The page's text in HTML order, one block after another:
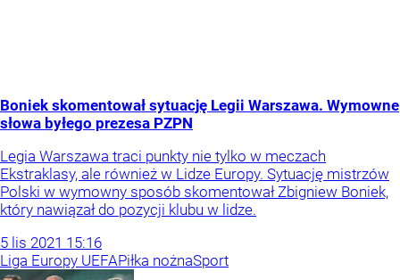
Boniek skomentował sytuację Legii Warszawa. Wymowne
słowa byłego prezesa PZPN
Legia Warszawa traci punkty nie tylko w meczach
Ekstraklasy, ale również w Lidze Europy. Sytuację mistrzów
Polski w wymowny sposób skomentował Zbigniew Boniek,
który nawiązał do pozycji klubu w lidze.
5 lis 2021 15:16
Liga Europy UEFAPiłka nożnaSport